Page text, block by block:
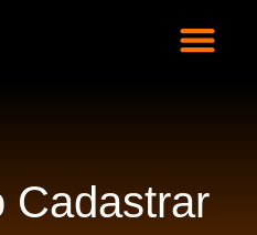
Cadastrar